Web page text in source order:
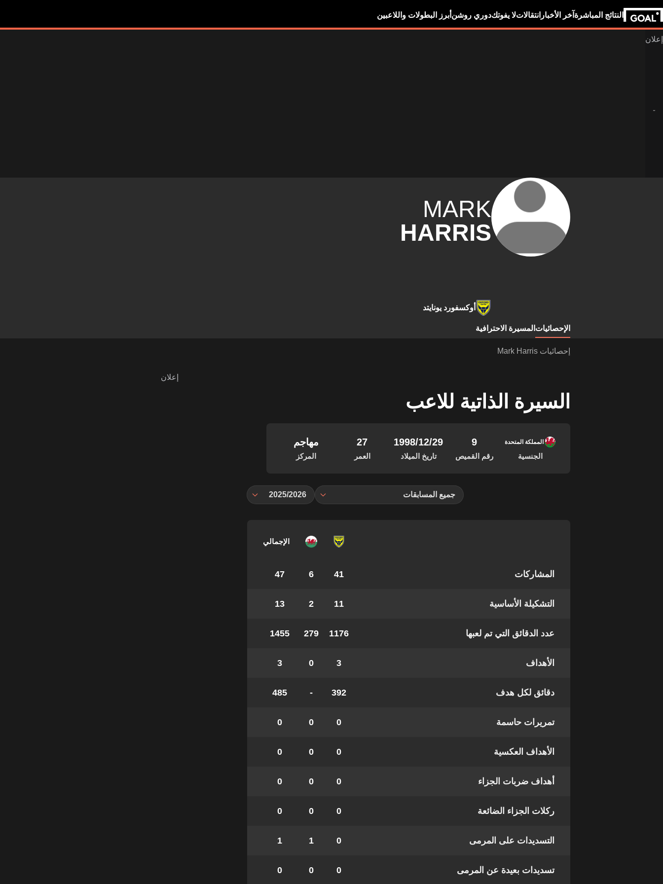
النتائج المباشرة آخر الأخبار انتقالاتلا يفوتكدوري روشن أبرز البطولات واللاعبين
MARK
HARRIS
أوكسفورد يونايتد
الإحصائيات المسيرة الاحترافية
إحصائيات Mark Harris
السيرة الذاتية للاعب
المملكة المتحدة
الجنسية
9
رقم القميص
29‏/12‏/1998
تاريخ الميلاد
27
العمر
مهاجم
المركز
جميع المسابقات 2025/2026
الإجمالي
المشاركات 41
6
47
التشكيلة الأساسية 11
2
13
عدد الدقائق التي تم لعبها 1176
279
1455
الأهداف 3
0
3
دقائق لكل هدف 392
-
485
تمريرات حاسمة 0
0
0
الأهداف العكسية 0
0
0
أهداف ضربات الجزاء 0
0
0
ركلات الجزاء الضائعة 0
0
0
التسديدات على المرمى 0
1
1
تسديدات بعيدة عن المرمى 0
0
0